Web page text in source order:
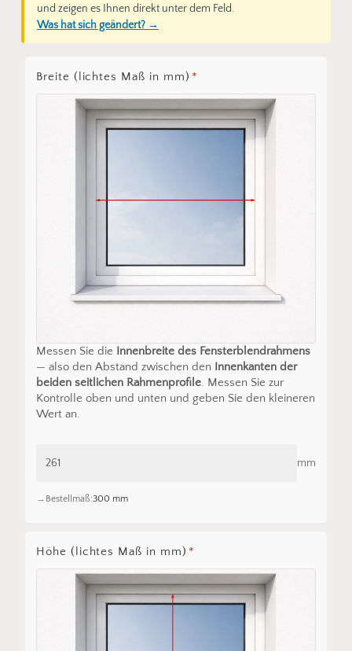
und zeigen es Ihnen direkt unter dem Feld.
Was hat sich geändert? →
Breite (lichtes Maß in mm) *
Messen Sie die Innenbreite des Fensterblendrahmens
— also den Abstand zwischen den Innenkanten der
beiden seitlichen Rahmenprofile. Messen Sie zur
Kontrolle oben und unten und geben Sie den kleineren
Wert an.
mm
Bestellmaß:300 mm
Höhe (lichtes Maß in mm) *